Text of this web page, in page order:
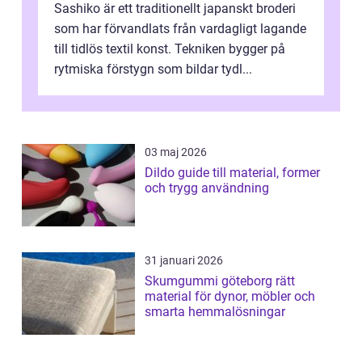
Sashiko är ett traditionellt japanskt broderi
som har förvandlats från vardagligt lagande
till tidlös textil konst. Tekniken bygger på
rytmiska förstygn som bildar tydl...
03 maj 2026
Dildo guide till material, former
och trygg användning
31 januari 2026
Skumgummi göteborg rätt
material för dynor, möbler och
smarta hemmalösningar